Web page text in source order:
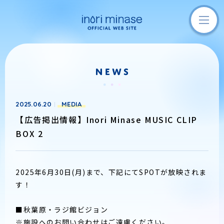
2025.06.20 MEDIA
【広告掲出情報】Inori Minase MUSIC CLIP
BOX 2
2025年6月30日(月)まで、下記にてSPOTが放映されま
す！
■秋葉原・ラジ館ビジョン